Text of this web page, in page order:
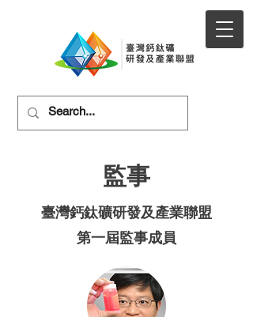
監事
臺灣鈣鈦礦研發及產業聯盟
第一屆監事成員